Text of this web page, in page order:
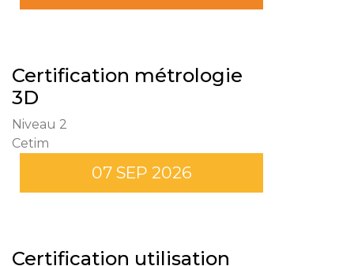
Certification métrologie
3D
Niveau 2
Cetim
07 SEP 2026
Certification utilisation